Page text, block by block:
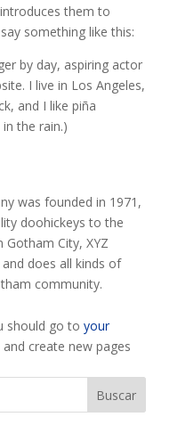
them to
something like this:
by day, aspiring actor
I live in Los Angeles,
and I like piña
in the rain.)
was founded in 1971,
doohickeys to the
Gotham City, XYZ
does all kinds of
community.
should go to your
create new pages
Buscar